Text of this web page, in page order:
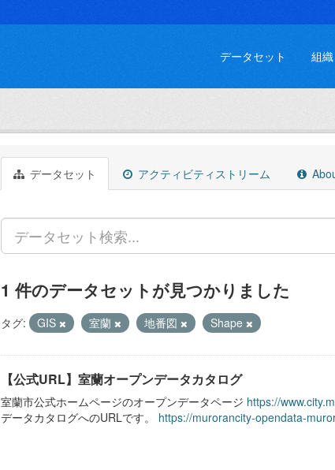
データセット 組織
データセット アクティビティストリーム
1 件のデータセットが見つかりました
タグ: GIS 室蘭 地番図 Shape
【公式URL】室蘭オープンデータカタログ
室蘭市公式ホームページのオープンデータページ https://
データカタログへのURLです。 https://murorancity-opendata-